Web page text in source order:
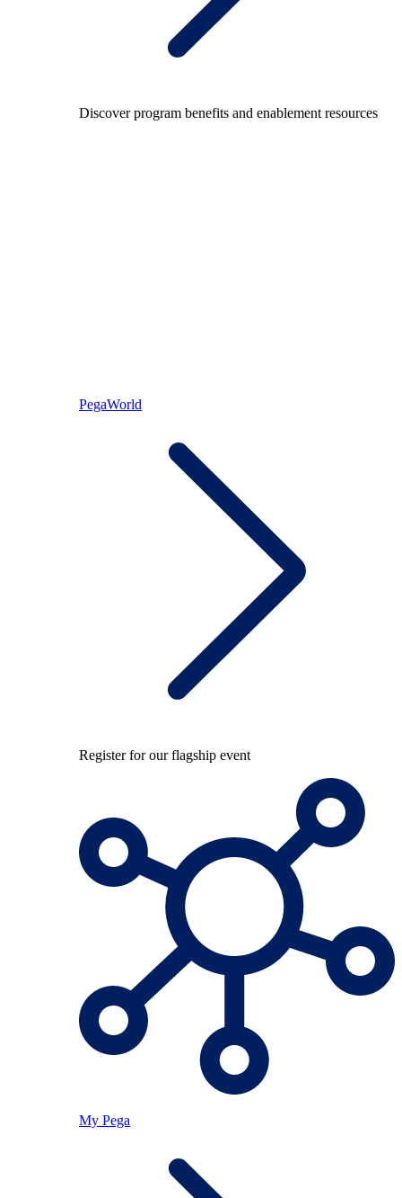
Discover program benefits and enablement resources
PegaWorld
Register for our flagship event
My Pega